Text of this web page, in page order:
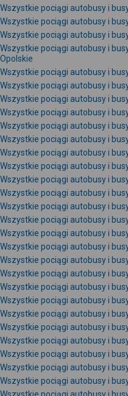
Wszystkie pociągi autobusy i
Wszystkie pociągi autobusy i
Wszystkie pociągi autobusy i
Wszystkie pociągi autobusy i
Opolskie
Wszystkie pociągi autobusy i
Wszystkie pociągi autobusy i
Wszystkie pociągi autobusy i
Wszystkie pociągi autobusy i
Wszystkie pociągi autobusy i
Wszystkie pociągi autobusy i
Wszystkie pociągi autobusy i
Wszystkie pociągi autobusy i
Wszystkie pociągi autobusy i
Wszystkie pociągi autobusy i
Wszystkie pociągi autobusy i
Wszystkie pociągi autobusy i
Wszystkie pociągi autobusy i
Wszystkie pociągi autobusy i
Wszystkie pociągi autobusy i
Wszystkie pociągi autobusy i
Wszystkie pociągi autobusy i
Wszystkie pociągi autobusy i
Wszystkie pociągi autobusy i
Wszystkie pociągi autobusy i
Wszystkie pociągi autobusy i
Wszystkie pociągi autobusy i
Wszystkie pociągi autobusy i
Wszystkie pociągi autobusy i